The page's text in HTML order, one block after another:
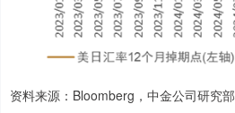
资料来源：Bloomberg，中金公司研究部